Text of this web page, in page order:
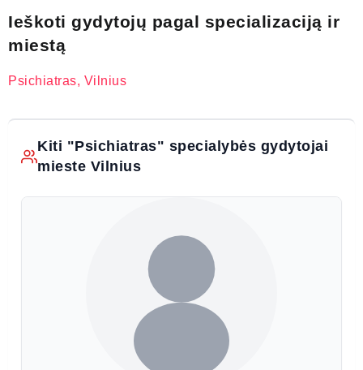
Ieškoti gydytojų pagal specializaciją ir
miestą
Psichiatras, Vilnius
Kiti "Psichiatras" specialybės gydytojai
mieste Vilnius